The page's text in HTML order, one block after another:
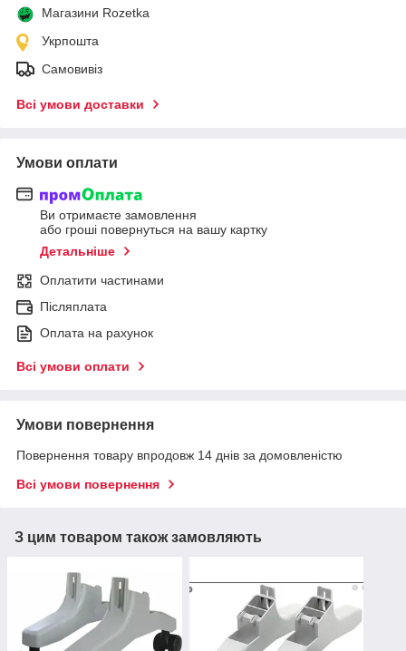
Магазини Rozetka
Укрпошта
Самовивіз
Всі умови доставки
Умови оплати
Ви отримаєте замовлення
або гроші повернуться на вашу картку
Детальніше
Оплатити частинами
Післяплата
Оплата на рахунок
Всі умови оплати
Умови повернення
Повернення товару впродовж 14 днів за домовленістю
Всі умови повернення
З цим товаром також замовляють